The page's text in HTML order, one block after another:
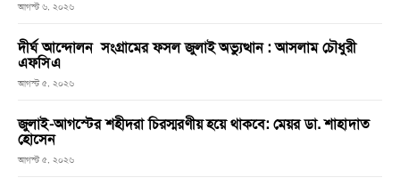
আগস্ট ৬, ২০২৬
দীর্ঘ আন্দোলন সংগ্রামের ফসল জুলাই অভ্যুত্থান : আসলাম চৌধুরী
এফসিএ
আগস্ট ৫, ২০২৬
জুলাই-আগস্টের শহীদরা চিরস্মরণীয় হয়ে থাকবে: মেয়র ডা. শাহাদাত
হোসেন
আগস্ট ৫, ২০২৬